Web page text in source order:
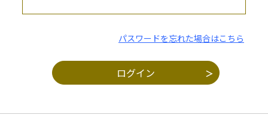
パスワードを忘れた場合はこちら